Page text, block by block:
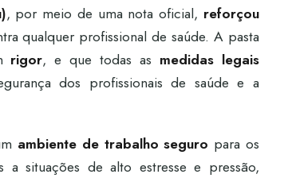
, por meio de uma nota oficial, reforçou
qualquer profissional de saúde. A pasta
rigor, e que todas as medidas legais
dos profissionais de saúde e a
ambiente de trabalho seguro para os
a situações de alto estresse e pressão,